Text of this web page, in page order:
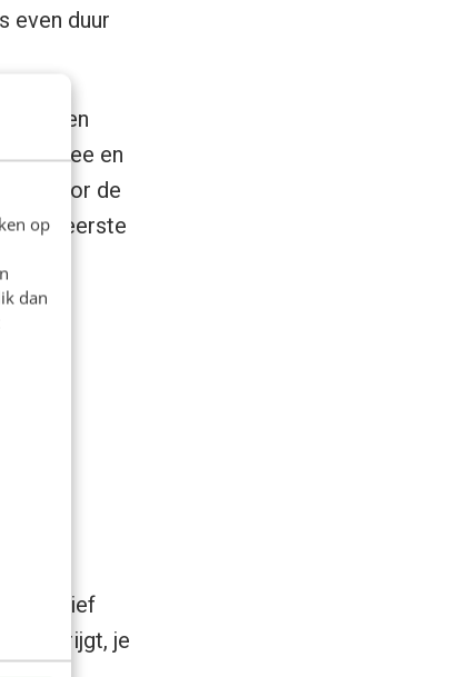
op
dan
even duur
Een
hiermee en
voor de
het eerste
relatief
krijgt, je